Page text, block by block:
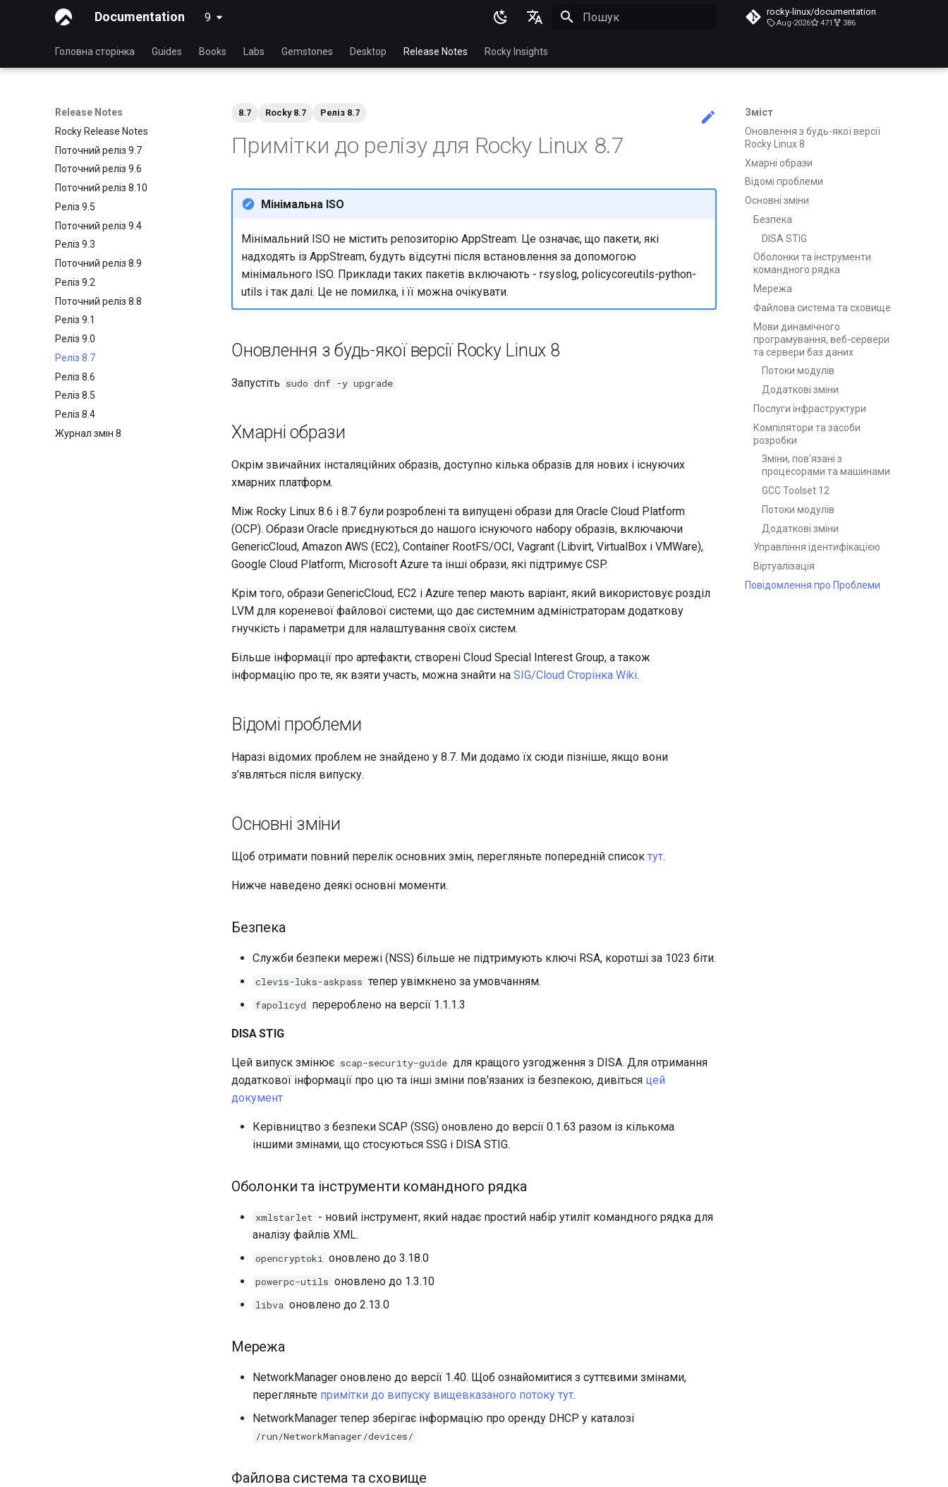
Documentation 9 latest
English
Español
简体中文
rocky-linux/documentation
Aug-2026 471 386
Головна сторінка Guides Books Labs Gemstones Desktop Release Notes Rocky Insights
Release Notes
Rocky Release Notes
Поточний реліз 9.7
Поточний реліз 9.6
Поточний реліз 8.10
Реліз 9.5
Поточний реліз 9.4
Реліз 9.3
Поточний реліз 8.9
Реліз 9.2
Поточний реліз 8.8
Реліз 9.1
Реліз 9.0
Реліз 8.7
Реліз 8.6
Реліз 8.5
Реліз 8.4
Журнал змін 8
Зміст
Оновлення з будь-якої версії
Rocky Linux 8
Хмарні образи
Відомі проблеми
Основні зміни
Безпека
DISA STIG
Оболонки та інструменти
командного рядка
Мережа
Файлова система та сховище
Мови динамічного
програмування, веб-сервери
та сервери баз даних
Потоки модулів
Додаткові зміни
Послуги інфраструктури
Компілятори та засоби
розробки
Зміни, пов'язані з
процесорами та машинами
GCC Toolset 12
Потоки модулів
Додаткові зміни
Управління ідентифікацією
Віртуалізація
Повідомлення про Проблеми
8.7 Rocky 8.7 Реліз 8.7
Примітки до релізу для Rocky Linux 8.7
Мінімальна ISO
Мінімальний ISO не містить репозиторію AppStream. Це означає, що пакети, які
надходять із AppStream, будуть відсутні після встановлення за допомогою
мінімального ISO. Приклади таких пакетів включають - rsyslog, policycoreutils-python-
utils і так далі. Це не помилка, і її можна очікувати.
Оновлення з будь-якої версії Rocky Linux 8
Запустіть sudo dnf -y upgrade
Хмарні образи
Окрім звичайних інсталяційних образів, доступно кілька образів для нових і існуючих
хмарних платформ.
Між Rocky Linux 8.6 і 8.7 були розроблені та випущені образи для Oracle Cloud Platform
(OCP). Образи Oracle приєднуються до нашого існуючого набору образів, включаючи
GenericCloud, Amazon AWS (EC2), Container RootFS/OCI, Vagrant (Libvirt, VirtualBox і VMWare),
Google Cloud Platform, Microsoft Azure та інші образи, які підтримує CSP.
Крім того, образи GenericCloud, EC2 і Azure тепер мають варіант, який використовує розділ
LVM для кореневої файлової системи, що дає системним адміністраторам додаткову
гнучкість і параметри для налаштування своїх систем.
Більше інформації про артефакти, створені Cloud Special Interest Group, а також
інформацію про те, як взяти участь, можна знайти на SIG/Cloud Сторінка Wiki.
Відомі проблеми
Наразі відомих проблем не знайдено у 8.7. Ми додамо їх сюди пізніше, якщо вони
з’являться після випуску.
Основні зміни
Щоб отримати повний перелік основних змін, перегляньте попередній список тут.
Нижче наведено деякі основні моменти.
Безпека
Служби безпеки мережі (NSS) більше не підтримують ключі RSA, коротші за 1023 біти.
clevis-luks-askpass тепер увімкнено за умовчанням.
fapolicyd перероблено на версії 1.1.1.3
DISA STIG
Цей випуск змінює scap-security-guide для кращого узгодження з DISA. Для отримання
додаткової інформації про цю та інші зміни пов'язаних із безпекою, дивіться цей
документ
Керівництво з безпеки SCAP (SSG) оновлено до версії 0.1.63 разом із кількома
іншими змінами, що стосуються SSG і DISA STIG.
Оболонки та інструменти командного рядка
xmlstarlet - новий інструмент, який надає простий набір утиліт командного рядка для
аналізу файлів XML.
opencryptoki оновлено до 3.18.0
powerpc-utils оновлено до 1.3.10
libva оновлено до 2.13.0
Мережа
NetworkManager оновлено до версії 1.40. Щоб ознайомитися з суттєвими змінами,
перегляньте примітки до випуску вищевказаного потоку тут.
NetworkManager тепер зберігає інформацію про оренду DHCP у каталозі
/run/NetworkManager/devices/
Файлова система та сховище